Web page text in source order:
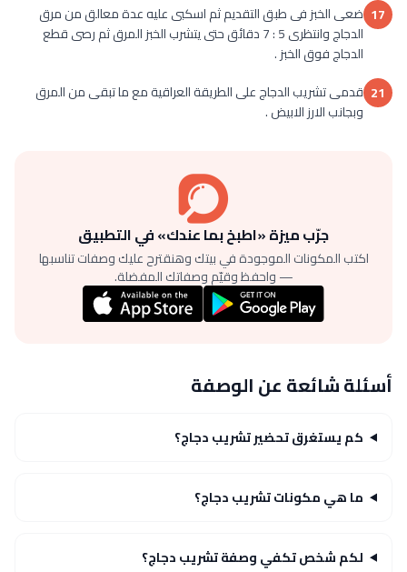
17 ضعى الخبز فى طبق التقديم ثم اسكبى عليه عدة معالق من مرق
الدجاج وانتظرى 5 : 7 دقائق حتى يتشرب الخبز المرق ثم رصى قطع
الدجاج فوق الخبز .
21 قدمى تشريب الدجاج على الطريقة العراقية مع ما تبقى من المرق
وبجانب الارز الابيض .
جرّب ميزة «اطبخ بما عندك» في التطبيق
اكتب المكونات الموجودة في بيتك وهنقترح عليك وصفات تناسبها
— واحفظ وقيّم وصفاتك المفضلة.
أسئلة شائعة عن الوصفة
كم يستغرق تحضير تشريب دجاج؟
ما هي مكونات تشريب دجاج؟
لكم شخص تكفي وصفة تشريب دجاج؟